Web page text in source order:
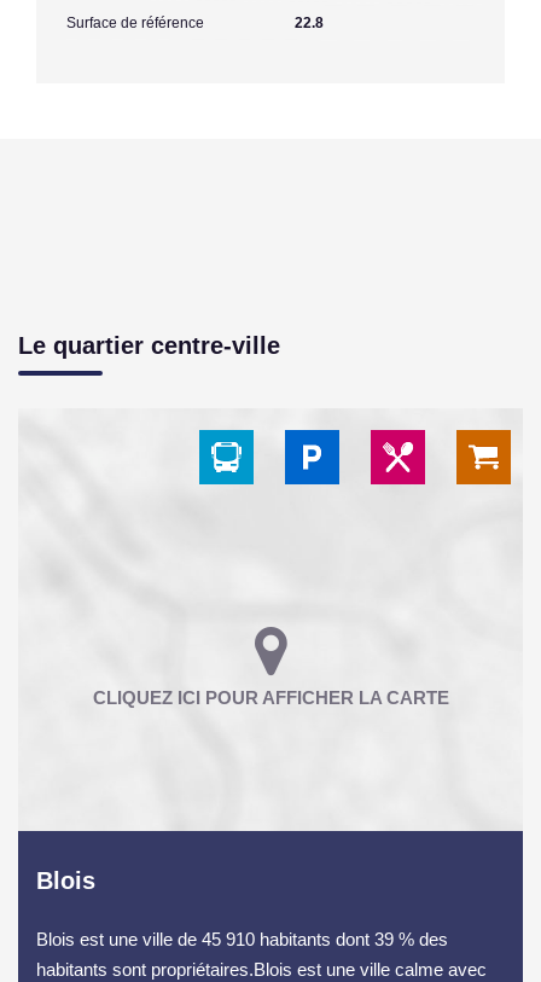
Surface de référence 22.8
Le quartier centre-ville
Blois
Blois est une ville de 45 910 habitants dont 39 % des
habitants sont propriétaires.Blois est une ville calme avec